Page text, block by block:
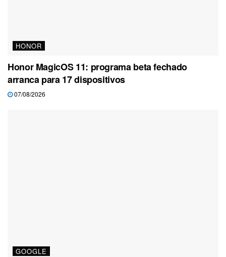
HONOR
Honor MagicOS 11: programa beta fechado
arranca para 17 dispositivos
07/08/2026
GOOGLE